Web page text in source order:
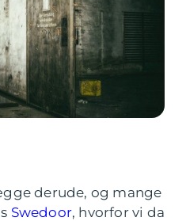
derude, og mange
Swedoor, hvorfor vi da